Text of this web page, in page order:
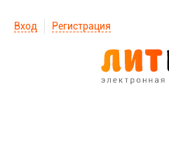
Вход Регистрация